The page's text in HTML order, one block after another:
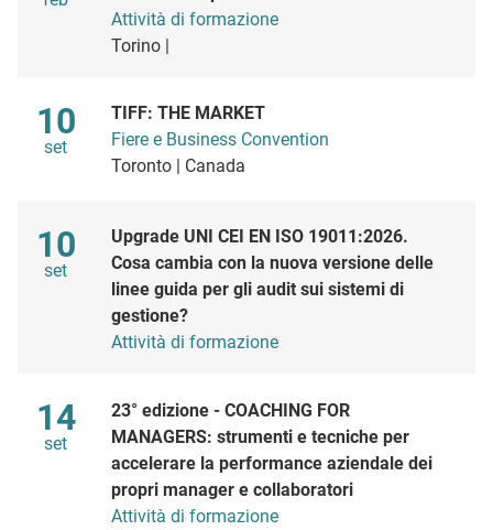
Attività di formazione
Torino |
10
set
TIFF: THE MARKET
Fiere e Business Convention
Toronto | Canada
10
set
Upgrade UNI CEI EN ISO 19011:2026.
Cosa cambia con la nuova versione delle
linee guida per gli audit sui sistemi di
gestione?
Attività di formazione
14
set
23° edizione - COACHING FOR
MANAGERS: strumenti e tecniche per
accelerare la performance aziendale dei
propri manager e collaboratori
Attività di formazione